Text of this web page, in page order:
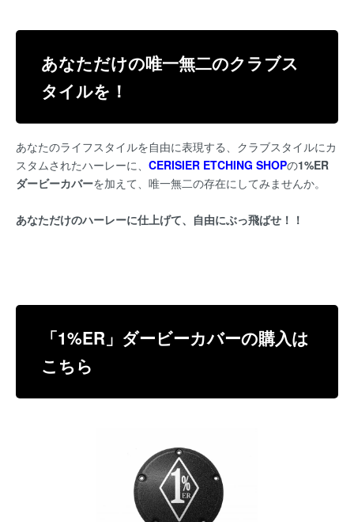
あなただけの唯一無二のクラブス
タイルを！
あなたのライフスタイルを自由に表現する、クラブスタイルにカ
スタムされたハーレーに、 CERISIER ETCHING SHOPの1%ER
ダービーカバーを加えて、唯一無二の存在にしてみませんか。
あなただけのハーレーに仕上げて、自由にぶっ飛ばせ！！
「1%ER」ダービーカバーの購入は
こちら